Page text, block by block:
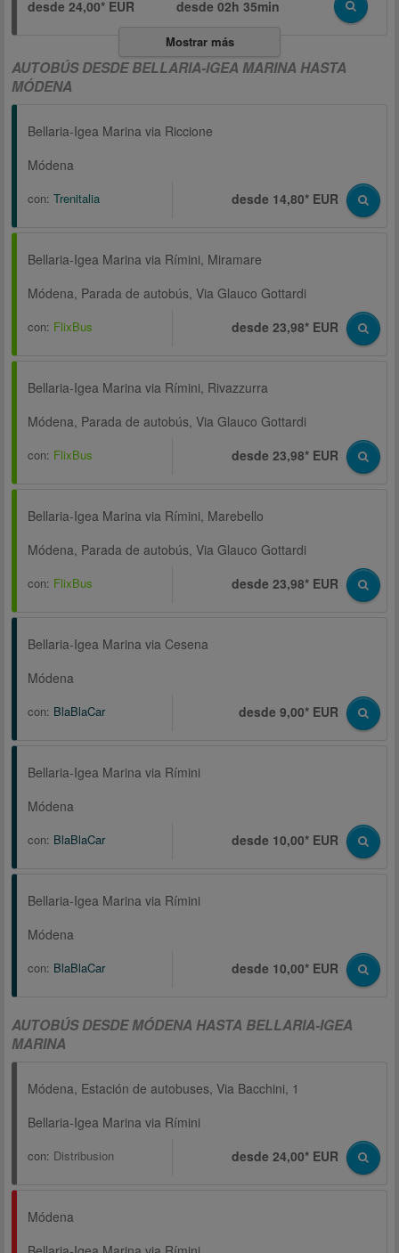
desde 24,00* EUR
desde02h 35min
Mostrar más
AUTOBÚS DESDE BELLARIA-IGEA MARINA HASTA
MÓDENA
Bellaria-Igea Marina via Riccione
Módena
con: Trenitalia desde 14,80* EUR
Bellaria-Igea Marina via Rímini, Miramare
Módena, Parada de autobús, Via Glauco Gottardi
con: FlixBus desde 23,98* EUR
Bellaria-Igea Marina via Rímini, Rivazzurra
Módena, Parada de autobús, Via Glauco Gottardi
con: FlixBus desde 23,98* EUR
Bellaria-Igea Marina via Rímini, Marebello
Módena, Parada de autobús, Via Glauco Gottardi
con: FlixBus desde 23,98* EUR
Bellaria-Igea Marina via Cesena
Módena
con: BlaBlaCar desde 9,00* EUR
Bellaria-Igea Marina via Rímini
Módena
con: BlaBlaCar desde 10,00* EUR
Bellaria-Igea Marina via Rímini
Módena
con: BlaBlaCar desde 10,00* EUR
AUTOBÚS DESDE MÓDENA HASTA BELLARIA-IGEA
MARINA
Módena, Estación de autobuses, Via Bacchini, 1
Bellaria-Igea Marina via Rímini
con: Distribusion desde 24,00* EUR
Módena